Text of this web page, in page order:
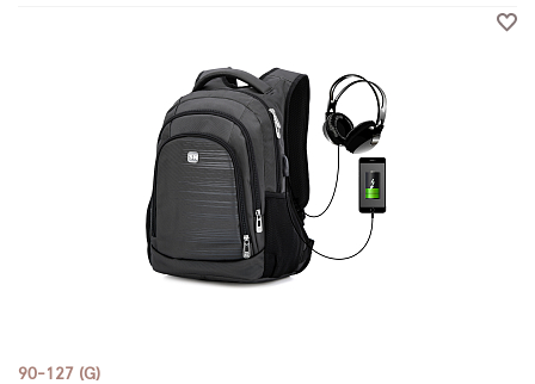
90-127 (G)